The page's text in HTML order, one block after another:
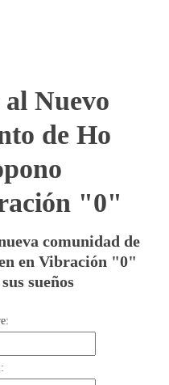
Nuevo
de Ho
"0"
comunidad de
en Vibración "0"
sueños